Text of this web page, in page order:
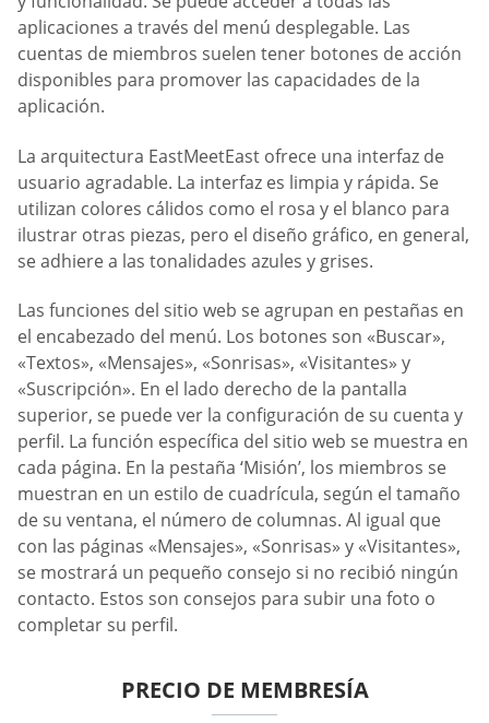
aplicaciones a través del menú desplegable. Las
cuentas de miembros suelen tener botones de acción
disponibles para promover las capacidades de la
aplicación.
La arquitectura EastMeetEast ofrece una interfaz de
usuario agradable. La interfaz es limpia y rápida. Se
utilizan colores cálidos como el rosa y el blanco para
ilustrar otras piezas, pero el diseño gráfico, en general,
se adhiere a las tonalidades azules y grises.
Las funciones del sitio web se agrupan en pestañas en
el encabezado del menú. Los botones son «Buscar»,
«Textos», «Mensajes», «Sonrisas», «Visitantes» y
«Suscripción». En el lado derecho de la pantalla
superior, se puede ver la configuración de su cuenta y
perfil. La función específica del sitio web se muestra en
cada página. En la pestaña ‘Misión’, los miembros se
muestran en un estilo de cuadrícula, según el tamaño
de su ventana, el número de columnas. Al igual que
con las páginas «Mensajes», «Sonrisas» y «Visitantes»,
se mostrará un pequeño consejo si no recibió ningún
contacto. Estos son consejos para subir una foto o
completar su perfil.
PRECIO DE MEMBRESÍA